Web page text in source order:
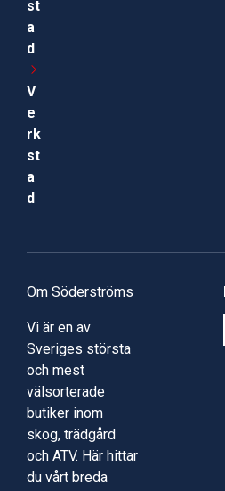
st
a
d
V
e
rk
st
a
d
Om Söderströms
Vi är en av
Sveriges största
och mest
välsorterade
butiker inom
skog, trädgård
och ATV. Här hittar
du vårt breda